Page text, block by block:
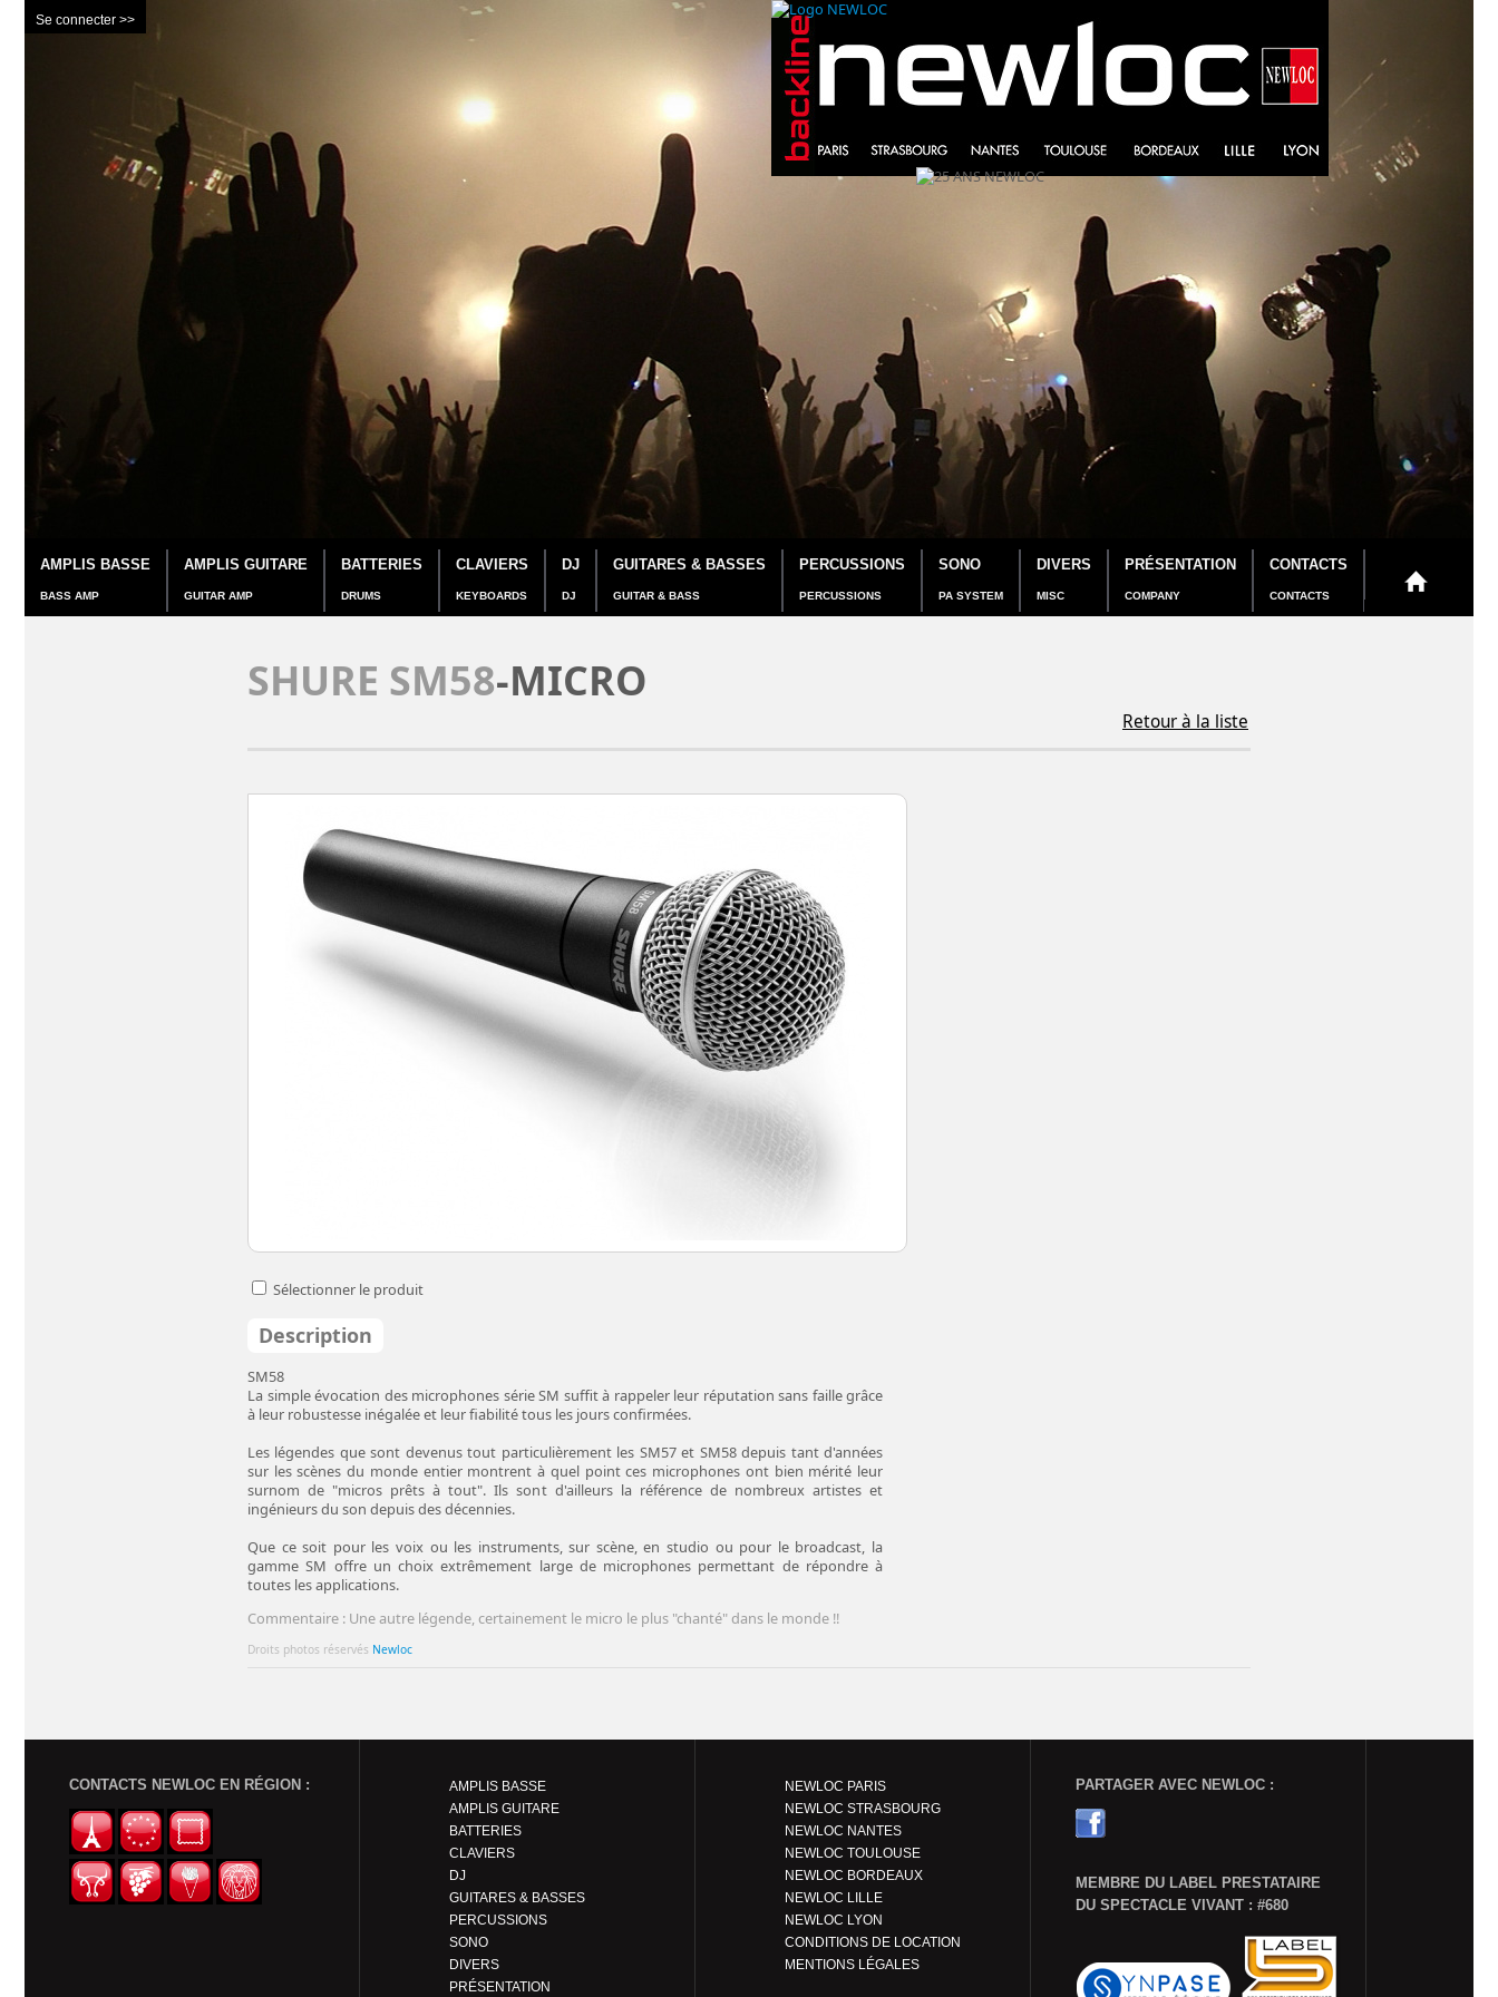
Se connecter >>
AMPLIS BASSE
BASS AMP
AMPLIS GUITARE
GUITAR AMP
BATTERIES
DRUMS
CLAVIERS
KEYBOARDS
DJ
DJ
GUITARES & BASSES
GUITAR & BASS
PERCUSSIONS
PERCUSSIONS
SONO
PA SYSTEM
DIVERS
MISC
PRÉSENTATION
COMPANY
CONTACTS
CONTACTS
SHURE SM58-MICRO
Retour à la liste
Sélectionner le produit
Description
SM58
La simple évocation des microphones série SM suffit à rappeler leur réputation sans faille grâce
à leur robustesse inégalée et leur fiabilité tous les jours confirmées.
Les légendes que sont devenus tout particulièrement les SM57 et SM58 depuis tant d'années
sur les scènes du monde entier montrent à quel point ces microphones ont bien mérité leur
surnom de "micros prêts à tout". Ils sont d'ailleurs la référence de nombreux artistes et
ingénieurs du son depuis des décennies.
Que ce soit pour les voix ou les instruments, sur scène, en studio ou pour le broadcast, la
gamme SM offre un choix extrêmement large de microphones permettant de répondre à
toutes les applications.
Commentaire : Une autre légende, certainement le micro le plus "chanté" dans le monde !!
Droits photos réservés Newloc
CONTACTS NEWLOC EN RÉGION :
AMPLIS BASSE
AMPLIS GUITARE
BATTERIES
CLAVIERS
DJ
GUITARES & BASSES
PERCUSSIONS
SONO
DIVERS
PRÉSENTATION
NEWLOC PARIS
NEWLOC STRASBOURG
NEWLOC NANTES
NEWLOC TOULOUSE
NEWLOC BORDEAUX
NEWLOC LILLE
NEWLOC LYON
CONDITIONS DE LOCATION
MENTIONS LÉGALES
PARTAGER AVEC NEWLOC :
MEMBRE DU LABEL PRESTATAIRE
DU SPECTACLE VIVANT : #680